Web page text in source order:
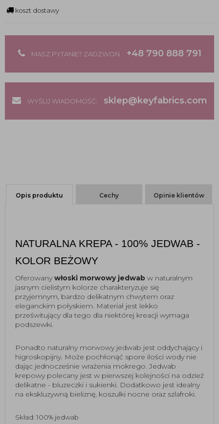
koszt dostawy
MASZ PYTANIE? ZADZWOŃ +48 790 888 791
WYŚLIJ WIADOMOŚĆ: sklep@keyfabrics.com
Opis produktu Cechy Opinie klientów
NATURALNA KREPA - 100% JEDWAB -
KOLOR BEŻOWY
Oferowany włoski morwowy jedwab w naturalnym
jasnym cielistym kolorze charakteryzuje się
przyjemnym, bardzo delikatnym chwytem oraz
eleganckim połyskiem. Materiał jest lekko
prześwitujący dla tego dla niektórej kreacji wymaga
podszewki.
Ponadto naturalny morwowy jedwab jest oddychający i
higroskopijny. Może pochłonąć spore ilości wody nie
dając jednocześnie wrażenia mokrego. Jedwab
krepowy polecany jest w pierwszej kolejności na odzież
delikatne - bluzeczki i sukienki. Dodatkowo jest idealny
na ekskluzywną bieliznę, koszulki nocne oraz szlafroki.
Skład: 100% jedwab